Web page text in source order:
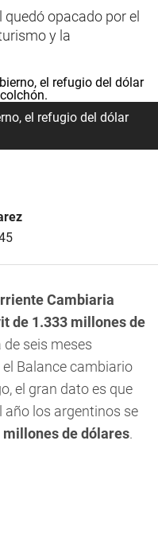
opacado por el
y la
el refugio del dólar
Cambiaria
de 1.333 millones de
seis meses
Balance cambiario
el gran dato es que
año los argentinos se
millones de dólares.